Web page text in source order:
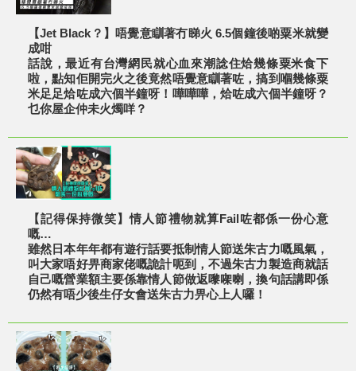
【Jet Black？】唔覺意瞓著冇睇火 6.5個鐘後啲粟米就變
成咁
話說，最近有台灣網民就心血來潮諗住烚幾條粟米食下
啦，點知佢開完火之後竟然唔覺意瞓著咗，搞到嗰幾條粟
米足足烚咗成六個半鐘呀！嘩嘩嘩，烚咗成六個半鐘呀？
乜你屋企仲未火燭咩？
【記得保持微笑】情人節禮物就算Fail咗都係一份心意
嘅…
雖然日本年年都有遊行話要抵制情人節送朱古力嘅風氣，
叫大家唔好畀商家佬嘅詭計呃到，不過朱古力製造商就話
自己嘅營業額主要係靠情人節做返嚟㗎喇，換句話講即係
仍然有唔少後生仔女會送朱古力畀心上人囉！